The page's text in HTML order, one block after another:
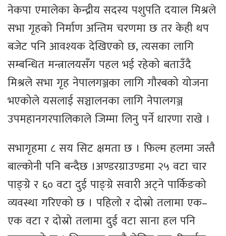
नेकपा एमालेका केन्द्रीय सदस्य पशुपति दयाल मिश्रले
सभा गृहको निर्माण अन्तिम चरणमा छ तर केही थप
बजेट पनि आवश्यक देखिएको छ, त्यसका लागि
सम्बन्धित मन्त्रालयसँग पहल भई रहेको बताउँदै
मिश्रले सभा गृह नेपालगञ्जका लागि गौरबको योजना
भएकोले यसलाई सञ्चालनका लागि नेपालगञ्ज
उपमहानगरपालिकाले जिम्मा लिनु पर्ने धारणा राखे ।
सभागृहमा ८ सय सिट क्षमता छ । फिल्म हलमा जस्तै
बाल्कोनी पनि बन्दैछ ।अण्डरग्राउण्डमा २५ वटा चार
पाङ्ग्रे र ६० वटा दुई पाङ्ग्रे सवारी अट्ने पार्किङको
व्यवस्था गरिएको छ । पहिलो र दोस्रो तलामा एक–
एक वटा र दोस्रो तलामा दुई वटा साना हल पनि